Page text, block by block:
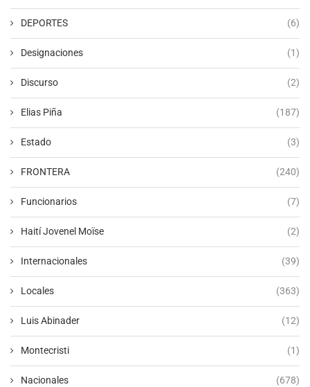
DEPORTES (6)
Designaciones (1)
Discurso (2)
Elias Piña (187)
Estado (3)
FRONTERA (240)
Funcionarios (7)
Haití Jovenel Moïse (2)
Internacionales (39)
Locales (363)
Luis Abinader (12)
Montecristi (1)
Nacionales (678)